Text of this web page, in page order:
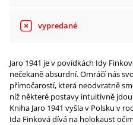
vypredané
Jaro 1941 je v povídkách Idy
nečekaně absurdní. Omráčí nás
přímočarostí, která neodvratně
níž některé postavy intuitivně
Kniha Jaro 1941 vyšla v Polsku v
Ida Finková dívá na holokaust